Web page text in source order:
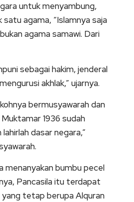
untuk menyambung,
agama, “Islamnya saja
agama samawi. Dari
sebagai hakim, jenderal
akhlak,” ujarnya.
bermusyawarah dan
1936 sudah
dasar negara,”
menanyakan bumbu pecel
Pancasila itu terdapat
yang tetap berupa Alquran